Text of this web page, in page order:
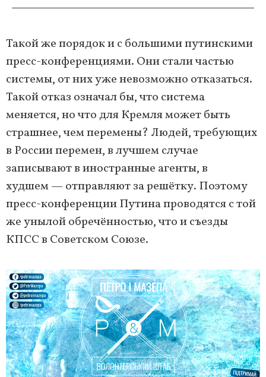
Такой же порядок и с большими путинскими
пресс-конференциями. Они стали частью
системы, от них уже невозможно отказаться.
Такой отказ означал бы, что система
меняется, но что для Кремля может быть
страшнее, чем перемены? Людей, требующих
в России перемен, в лучшем случае
записывают в иностранные агенты, в
худшем — отправляют за решётку. Поэтому
пресс-конференции Путина проводятся с той
же унылой обречённостью, что и съезды
КПСС в Советском Союзе.